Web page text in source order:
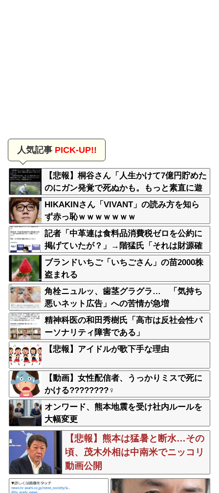
人気記事PICK-UP!!
【悲報】桐谷さん「人生かけて7億円貯めた
のにガン発覚で死ぬかも。もっと素直に遊
べばよかった」後悔の涙
HIKAKINさん「VIVANT」の読み方を知ら
ず赤っ恥ｗｗｗｗｗｗｗ
記者「中革連は食料品消費税ゼロを公約に
掲げていたが？」→階猛氏「それは財源確
保という条件付き」
ブランドいちご「いちごさん」の苗2000株
盗まれる
角栓ニュルッ、歯茎グラグラ… 「気持ち
悪いネット広告」への苦情が急増
精神科医の和田秀樹氏「高市は反社会性パ
ーソナリティ障害である」
【悲報】アイドルが歌下手な理由
【動画】女性配信者、うっかりミスで死に
かける????????‍♀
オンワード、熊本地震を受け社内ルールを
大幅変更
【悲報】熊本は猛暑と断水…その
頃、茂木外相は中南米でニッコリ
動画公開